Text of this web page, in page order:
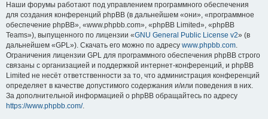
Наши форумы работают под управлением программного обеспечения
для создания конференций phpBB (в дальнейшем «они», «программное
обеспечение phpBB», «www.phpbb.com», «phpBB Limited», «phpBB
Teams»), выпущенного по лицензии «GNU General Public License v2» (в
дальнейшем «GPL»). Скачать его можно по адресу www.phpbb.com.
Ограничения лицензии GPL для программного обеспечения phpBB строго
связаны с организацией и поддержкой интернет-конференций, и phpBB
Limited не несёт ответственности за то, что администрация конференций
определяет в качестве допустимого содержания и/или поведения в них.
За дополнительной информацией о phpBB обращайтесь по адресу
https://www.phpbb.com/.